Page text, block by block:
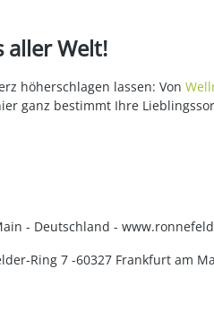
aller Welt!
höherschlagen lassen: Von
ganz bestimmt Ihre
- Deutschland -
Ring 7 -60327 Frankfurt am